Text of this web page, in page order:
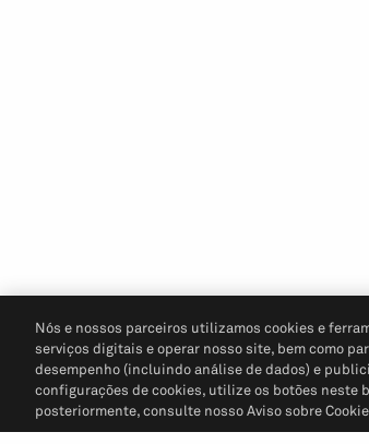
Nós e nossos parceiros utilizamos cookies e
serviços digitais e operar nosso site, bem como
desempenho (incluindo análise de dados) e
configurações de cookies, utilize os botões neste
posteriormente, consulte nosso Aviso sobre